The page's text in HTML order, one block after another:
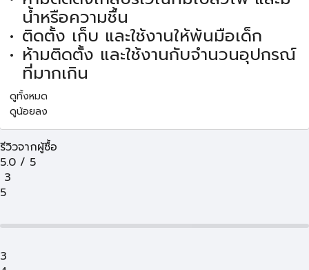
น้ำหรือความชื้น
ติดตั้ง เก็บ และใช้งานให้พ้นมือเด็ก
ห้ามติดตั้ง และใช้งานกับจำนวนอุปกรณ์
ที่มากเกิน
ดูทั้งหมด
ดูน้อยลง
รีวิวจากผู้ซื้อ
5.0 / 5
3
5
3